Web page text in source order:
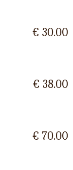
€ 30.00
€ 38.00
€ 70.00